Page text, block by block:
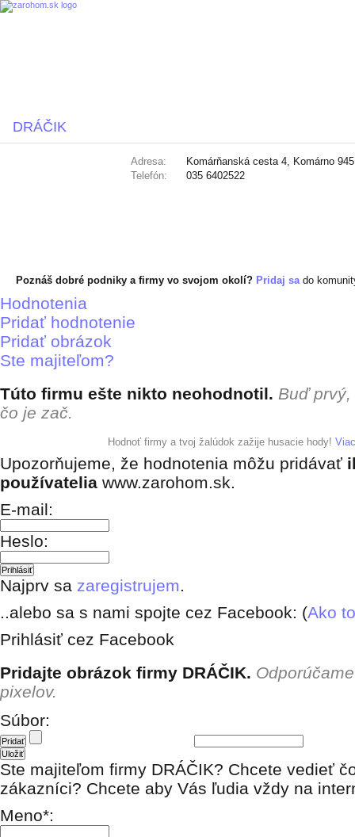
DRÁČIK
Adresa:
Komárňanská cesta 4, Komárno
Telefón:
035 6402522
Poznáš dobré podniky a firmy vo svojom okolí? Pridaj sado
Hodnotenia
Pridať hodnotenie
Pridať obrázok
Ste majiteľom?
Túto firmu ešte nikto neohodnotil. Buď
čo je zač.
Hodnoť firmy a tvoj žalúdok zažije husacie hody! Viac
Upozorňujeme, že hodnotenia môžu pridávať
používatelia www.zarohom.sk.
E-mail:
Heslo:
Najprv sa zaregistrujem.
..alebo sa s nami spojte cez Facebook: (Ako
Prihlásiť cez Facebook
Pridajte obrázok firmy DRÁČIK.
pixelov.
Súbor:
Ste majiteľom firmy DRÁČIK? Chcete vedieť
zákazníci? Chcete aby Vás ľudia vždy na
Meno*: